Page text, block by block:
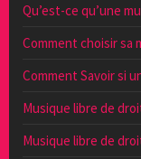
Qu’est-ce qu’une
Comment choisir sa
Comment Savoir si
Musique libre de
Musique libre de